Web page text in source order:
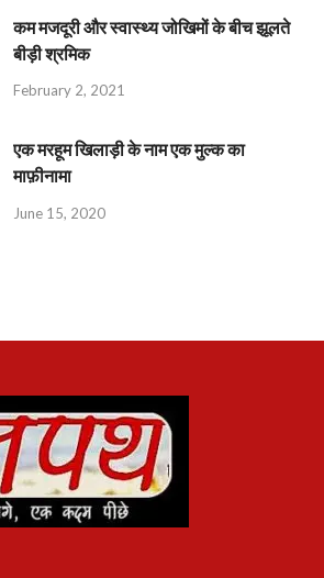
कम मजदूरी और स्वास्थ्य जोखिमों के बीच झूलते
बीड़ी श्रमिक
February 2, 2021
एक मरहूम खिलाड़ी के नाम एक मुल्क का
माफ़ीनामा
June 15, 2020